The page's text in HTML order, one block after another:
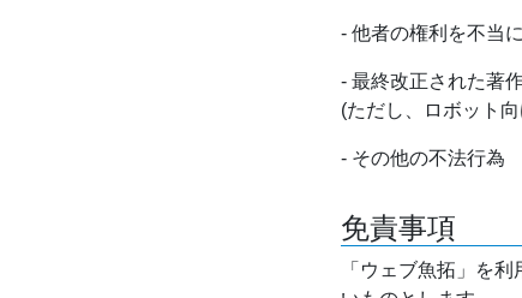
- 他者の権利を不当
- 最終改正された著
(ただし、ロボット
- その他の不法行為
免責事項
「ウェブ魚拓」を